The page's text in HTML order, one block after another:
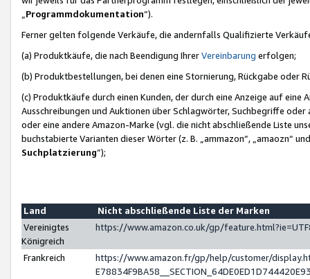
Programmdokumentation“).
Ferner gelten folgende Verkäufe, die andernfalls Qualifizierte
(a) Produktkäufe, die nach Beendigung IhrerVereinbarung erfolgen;
(b) Produktbestellungen, bei denen eine Stornierung, Rückgabe oder
(c) Produktkäufe durch einen Kunden, der durch eine Anzeige auf
Ausschreibungen und Auktionen über Schlagwörter, Suchbegriffe
oder eine andere Amazon-Marke (vgl. die nicht abschließende Liste
buchstabierte Varianten dieser Wörter (z. B. „ammazon“, „amaozn“
Suchplatzierung”);
Land
Nicht abschließende Liste der Marken
Vereinigtes
Königreich
https://www.amazon.co.uk/gp/
Frankreich
https://www.amazon.fr/gp/help/customer/